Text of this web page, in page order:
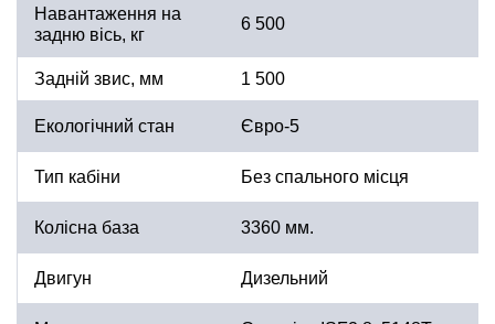
Навантаження на
задню вісь, кг
6 500
Задній звис, мм 1 500
Екологічний стан Євро-5
Тип кабіни Без спального місця
Колісна база 3360 мм.
Двигун Дизельний